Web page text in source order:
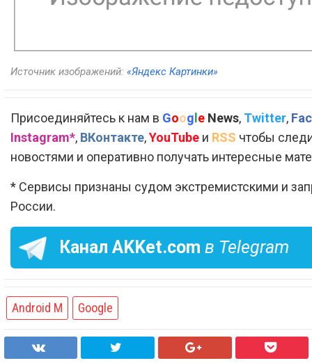
Источник изображений: «Яндекс Картинки»
Присоединяйтесь к нам в Goog e News, Twitter,
Instagram*, ВКонтакте,YouTube и RSS чтобы
новостями и оперативно получать интересные
* Сервисы признаны судом экстремистскими и
России.
Канал AKKet.com в Telegram
Android M Google